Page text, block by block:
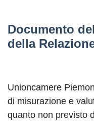
Documento
della
Unioncamere
di misurazione e
quanto non previsto